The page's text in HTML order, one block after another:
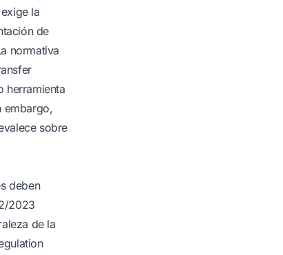
la
de
normativa
herramienta
embargo,
sobre
deben
2023
de la